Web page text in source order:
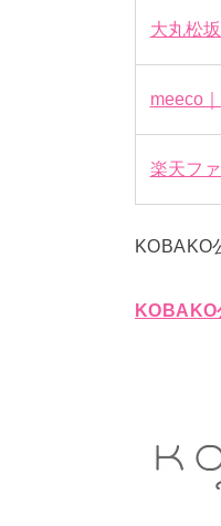
大丸松
meeco
楽天フ
KOBAKO
KOBAKO